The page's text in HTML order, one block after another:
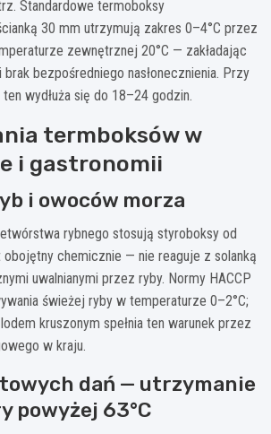
Standardowe termoboksy
30 mm utrzymują zakres 0–4°C przez
zewnętrznej 20°C — zakładając
bezpośredniego nasłonecznienia. Przy
wydłuża się do 18–24 godzin.
termboksów w
i gastronomii
i owoców morza
rybnego stosują styroboksy od
obojętny chemicznie — nie reaguje z solanką
uwalnianymi przez ryby. Normy HACCP
świeżej ryby w temperaturze 0–2°C;
kruszonym spełnia ten warunek przez
w kraju.
dań — utrzymanie
powyżej 63°C